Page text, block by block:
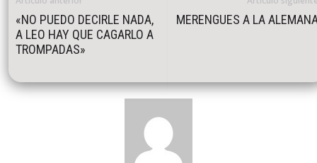
«NO PUEDO DECIRLE NADA,
A LEO HAY QUE CAGARLO A
TROMPADAS»
MERENGUES A LA